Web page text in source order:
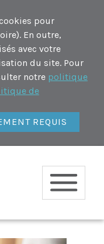
pour
En outre,
avec votre
du site. Pour
notre politique
de
REQUIS